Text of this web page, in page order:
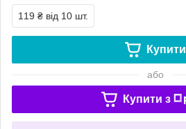
119 ₴ від 10 шт.
Купити
або
Купити з